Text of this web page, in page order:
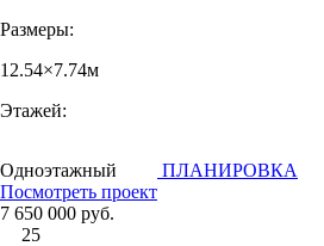
Размеры:
12.54×7.74м
Этажей:
Одноэтажный
ПЛАНИРОВКА
Посмотреть проект
7 650 000 руб.
25